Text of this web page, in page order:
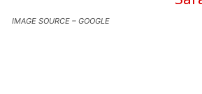
IMAGE SOURCE – GOOGLE